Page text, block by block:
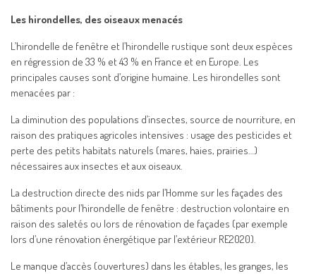
Les hirondelles, des oiseaux menacés
L’hirondelle de fenêtre et l’hirondelle rustique sont deux espèces
en régression de 33 % et 43 % en France et en Europe. Les
principales causes sont d’origine humaine. Les hirondelles sont
menacées par :
La diminution des populations d’insectes, source de nourriture, en
raison des pratiques agricoles intensives : usage des pesticides et
perte des petits habitats naturels (mares, haies, prairies…)
nécessaires aux insectes et aux oiseaux.
La destruction directe des nids par l’Homme sur les façades des
bâtiments pour l’hirondelle de fenêtre : destruction volontaire en
raison des saletés ou lors de rénovation de façades (par exemple
lors d’une rénovation énergétique par l’extérieur RE2020).
Le manque d’accès (ouvertures) dans les étables, les granges, les